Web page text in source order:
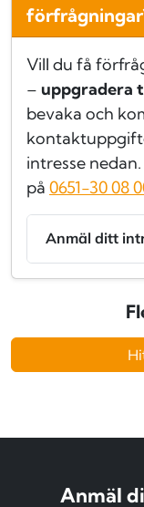
Vill du få
– uppgradera
bevaka och
intresse
på 0651-30 08
Anmäl ditt
Anmäl